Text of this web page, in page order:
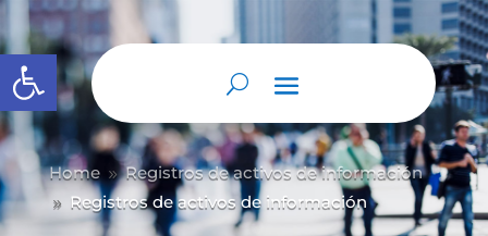
Abrir barra de herramientas
Home 9 Registros de activos de información
9 Registros de activos de información